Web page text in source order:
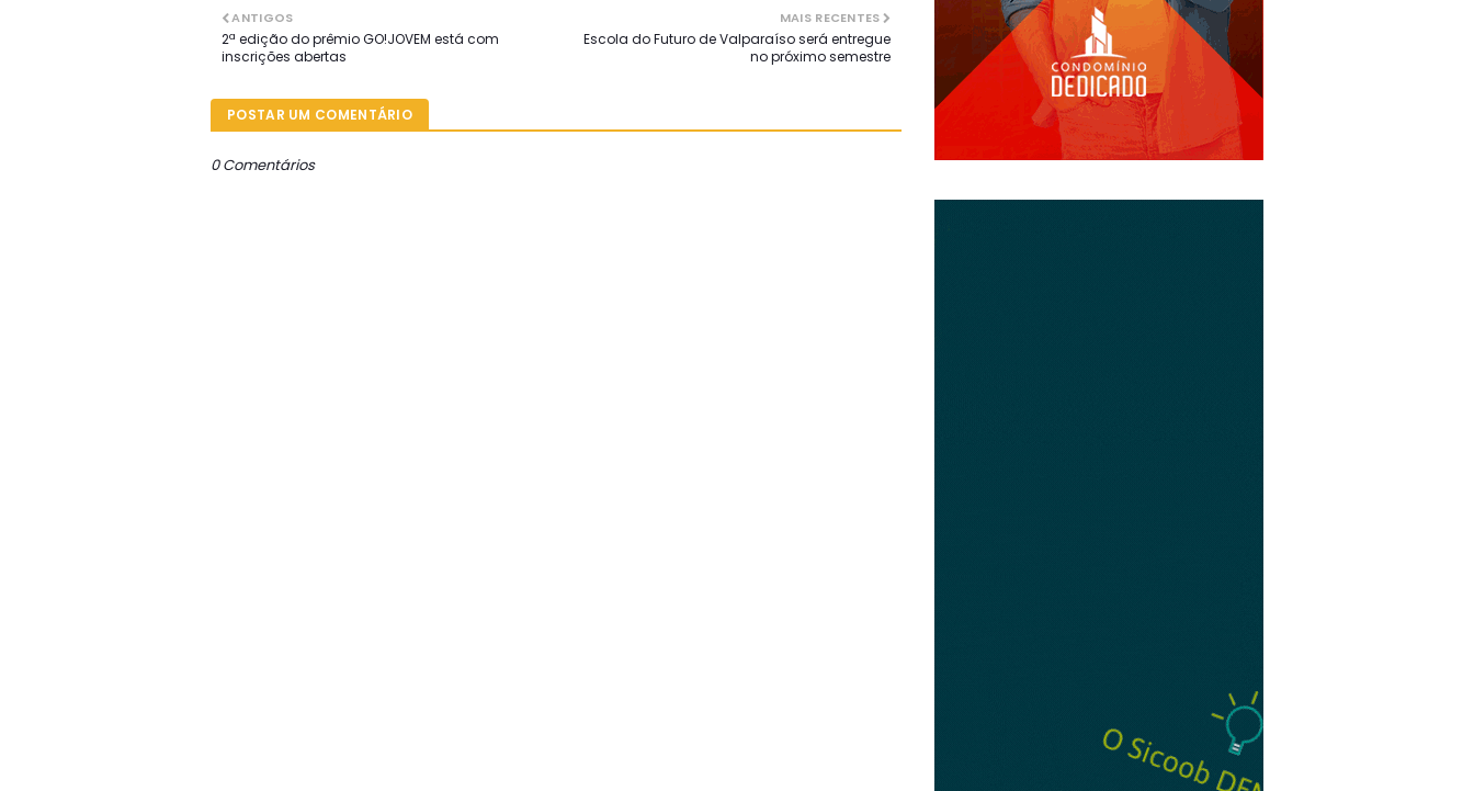
MAIS RECENTES
Escola do Futuro de Valparaíso será entregue
no próximo semestre
ANTIGOS
2ª edição do prêmio GO!JOVEM está com
inscrições abertas
POSTAR UM COMENTÁRIO
0 Comentários